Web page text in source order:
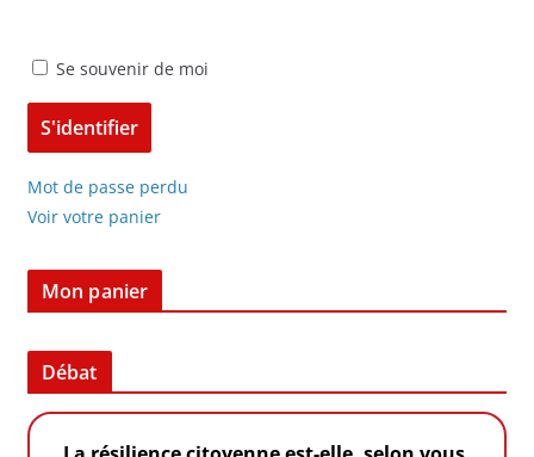
Se souvenir de moi
Mot de passe perdu
Voir votre panier
Mon panier
Débat